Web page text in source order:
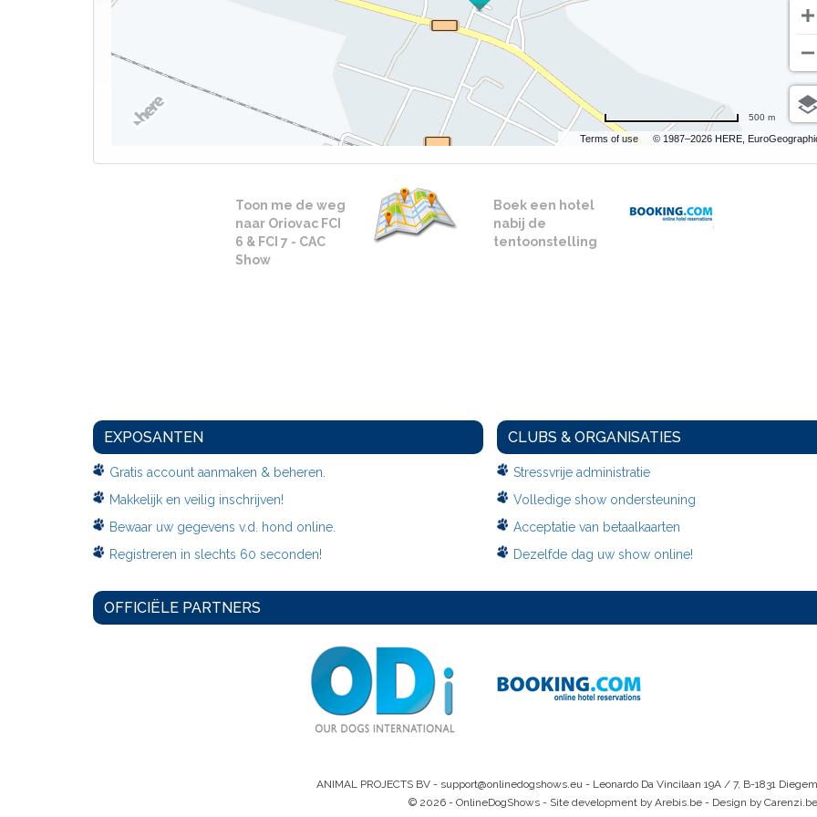
Terms of use © 1987–2026 HERE,
500 m
Toon me de weg
naar Oriovac FCI
6 & FCI 7 - CAC
Show
Boek een hotel
nabij de
tentoonstelling
EXPOSANTEN
Gratis account aanmaken & beheren.
Makkelijk en veilig inschrijven!
Bewaar uw gegevens v.d. hond online.
Registreren in slechts 60 seconden!
CLUBS & ORGANISATIES
Stressvrije administratie
Volledige show ondersteuning
Acceptatie van betaalkaarten
Dezelfde dag uw show online!
OFFICIËLE PARTNERS
ANIMAL PROJECTS BV - support@onlinedogshows.eu- Leonardo Da Vincilaan 19A / 7, B-1831
© 2026 - OnlineDogShows - Site development by Arebis.be - Design by Carenzi.be